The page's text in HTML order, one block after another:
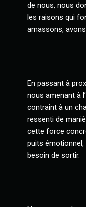
de nous, nous
les raisons qui
amassons,
En passant à
nous amenant à
contraint à un
ressenti de
cette force
puits émotionnel,
besoin de sortir.